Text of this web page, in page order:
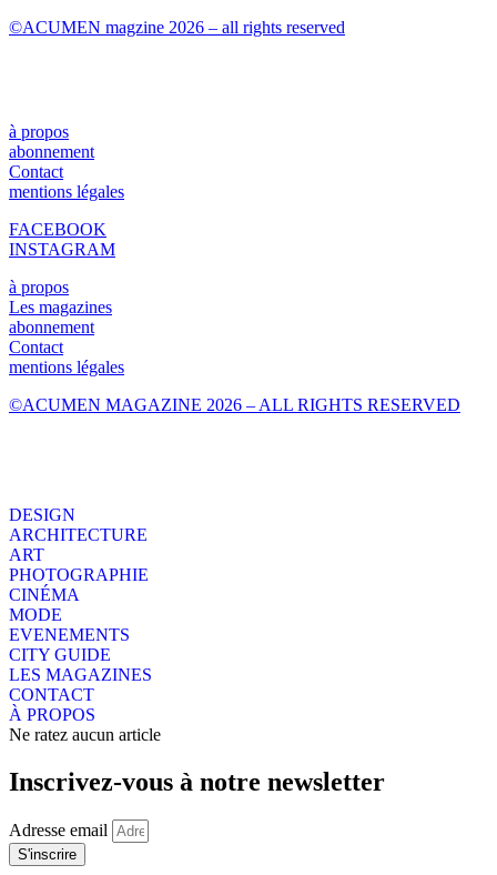
©ACUMEN magzine 2026 – all rights reserved
à propos
abonnement
Contact
mentions légales
FACEBOOK
INSTAGRAM
à propos
Les magazines
abonnement
Contact
mentions légales
©ACUMEN MAGAZINE 2026 – ALL RIGHTS RESERVED
DESIGN
ARCHITECTURE
ART
PHOTOGRAPHIE
CINÉMA
MODE
EVENEMENTS
CITY GUIDE
LES MAGAZINES
CONTACT
À PROPOS
Ne ratez aucun article
Inscrivez-vous à notre newsletter
Adresse email
S'inscrire